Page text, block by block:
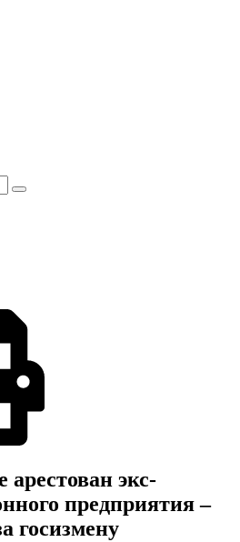
арестован экс-
предприятия –
госизмену